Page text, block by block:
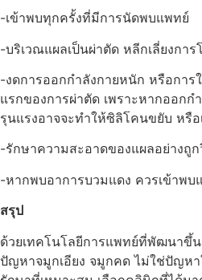
-เข้าพบทุกครั้งที่มีการนัดพบแพทย์
-บริเวณแผลเป็นผ่าตัด หลีกเลี่ยงกา
-งดการออกกำลังกายหนัก หรือการ
แรกของการผ่าตัด เพราะหากออก
รุนแรงอาจจะทำให้ซิลิโคนขยับ หรือ
-รักษาความสะอาดของแผลอย่างถูก
-หากพบอาการบวมแดง ควรเข้าพบ
สรุป
ด้วยเทคโนโลยีการแพทย์ที่พัฒนาขึ้
ปัญหาจมูกเอียง จมูกคด ไม่ใช่ปัญห